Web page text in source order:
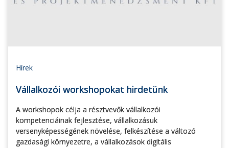
Hírek
Vállalkozói workshopokat hirdetünk
A workshopok célja a résztvevők vállalkozói
kompetenciáinak fejlesztése, vállalkozásuk
versenyképességének növelése, felkészítése a változó
gazdasági környezetre, a vállalkozások digitális